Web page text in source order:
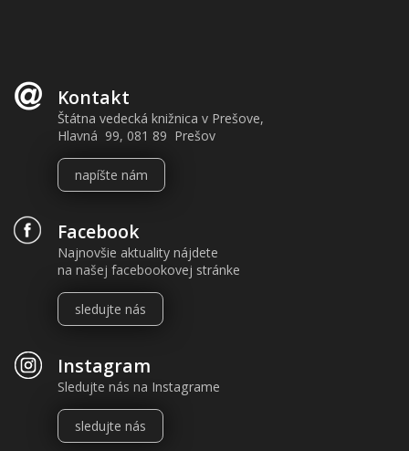
Kontakt
Štátna vedecká knižnica v Prešove,
Hlavná 99, 081 89 Prešov
napíšte nám
Facebook
Najnovšie aktuality nájdete
na našej facebookovej stránke
sledujte nás
Instagram
Sledujte nás na Instagrame
sledujte nás